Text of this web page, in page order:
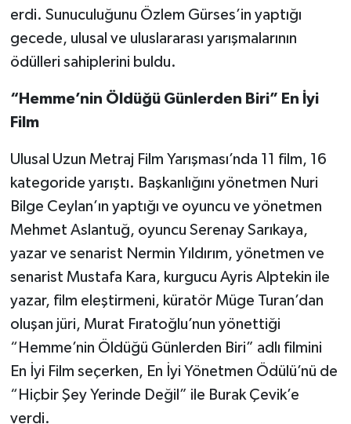
erdi. Sunuculuğunu Özlem Gürses’in yaptığı
gecede, ulusal ve uluslararası yarışmalarının
ödülleri sahiplerini buldu.
“Hemme’nin Öldüğü Günlerden Biri” En İyi
Film
Ulusal Uzun Metraj Film Yarışması’nda 11 film, 16
kategoride yarıştı. Başkanlığını yönetmen Nuri
Bilge Ceylan’ın yaptığı ve oyuncu ve yönetmen
Mehmet Aslantuğ, oyuncu Serenay Sarıkaya,
yazar ve senarist Nermin Yıldırım, yönetmen ve
senarist Mustafa Kara, kurgucu Ayris Alptekin ile
yazar, film eleştirmeni, küratör Müge Turan’dan
oluşan jüri, Murat Fıratoğlu’nun yönettiği
“Hemme’nin Öldüğü Günlerden Biri” adlı filmini
En İyi Film seçerken, En İyi Yönetmen Ödülü’nü de
“Hiçbir Şey Yerinde Değil” ile Burak Çevik’e
verdi.